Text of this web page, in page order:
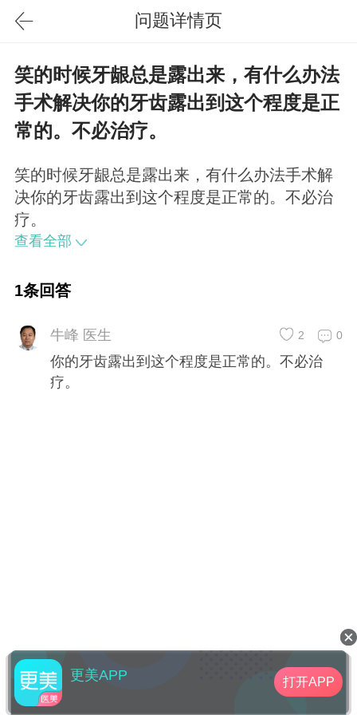
问题详情页
笑的时候牙龈总是露出来，有什么办法
手术解决你的牙齿露出到这个程度是正
常的。不必治疗。
笑的时候牙龈总是露出来，有什么办法手术解
决你的牙齿露出到这个程度是正常的。不必治
疗。
查看全部
1条回答
牛峰 医生 0
2
你的牙齿露出到这个程度是正常的。不必治
疗。
更美APP 打开APP